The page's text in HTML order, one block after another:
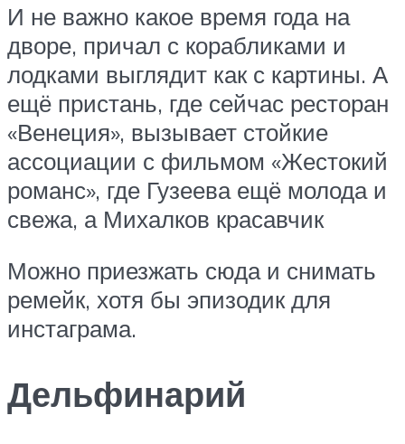
И не важно какое время года на
дворе, причал с корабликами и
лодками выглядит как с картины. А
ещё пристань, где сейчас ресторан
«Венеция», вызывает стойкие
ассоциации с фильмом «Жестокий
романс», где Гузеева ещё молода и
свежа, а Михалков красавчик
Можно приезжать сюда и снимать
ремейк, хотя бы эпизодик для
инстаграма.
Дельфинарий